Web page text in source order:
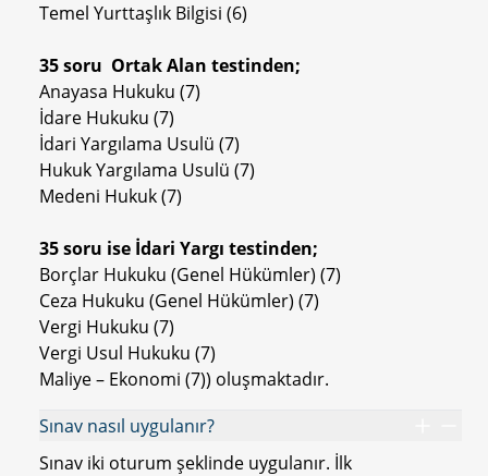
Temel Yurttaşlık Bilgisi (6)
35 soru Ortak Alan testinden;
Anayasa Hukuku (7)
İdare Hukuku (7)
İdari Yargılama Usulü (7)
Hukuk Yargılama Usulü (7)
Medeni Hukuk (7)
35 soru ise İdari Yargı testinden;
Borçlar Hukuku (Genel Hükümler) (7)
Ceza Hukuku (Genel Hükümler) (7)
Vergi Hukuku (7)
Vergi Usul Hukuku (7)
Maliye – Ekonomi (7)) oluşmaktadır.
Sınav nasıl uygulanır?
Sınav iki oturum şeklinde uygulanır. İlk